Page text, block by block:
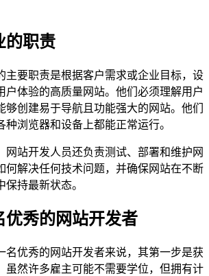
的职责
主要职责是根据客户需求或企业目标，设
户体验的高质量网站。他们必须理解用户
够创建易于导航且功能强大的网站。他们
浏览器和设备上都能正常运行。
网站开发人员还负责测试、部署和维护网
何解决任何技术问题，并确保网站在不断
持最新状态。
优秀的网站开发者
名优秀的网站开发者来说，其第一步是获
虽然许多雇主可能不需要学位，但拥有计